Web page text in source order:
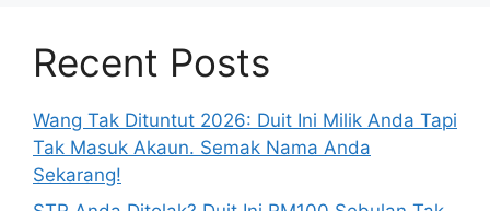
Recent Posts
Wang Tak Dituntut 2026: Duit Ini Milik Anda Tapi
Tak Masuk Akaun. Semak Nama Anda
Sekarang!